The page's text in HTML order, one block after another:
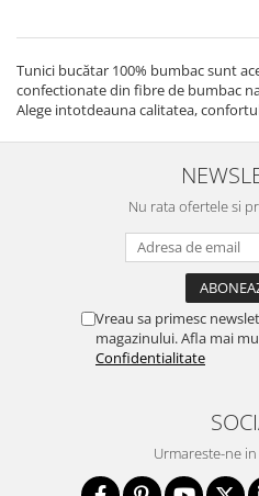
Tunici bucătar 100% bumbac sunt
confectionate din fibre de bumbac
Alege intotdeauna calitatea,
Nu rata ofertele si
Vreau sa primesc
magazinului. Afla mai
Confidentialitate
Urmareste-ne